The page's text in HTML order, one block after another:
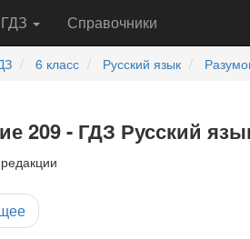
ГДЗ Справочники
6 класс Русский язык
209 - ГДЗ Русский